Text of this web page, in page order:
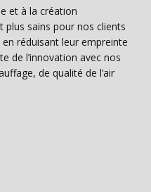
et à la création
plus sains pour nos clients
réduisant leur empreinte
de l’innovation avec nos
de qualité de l’air